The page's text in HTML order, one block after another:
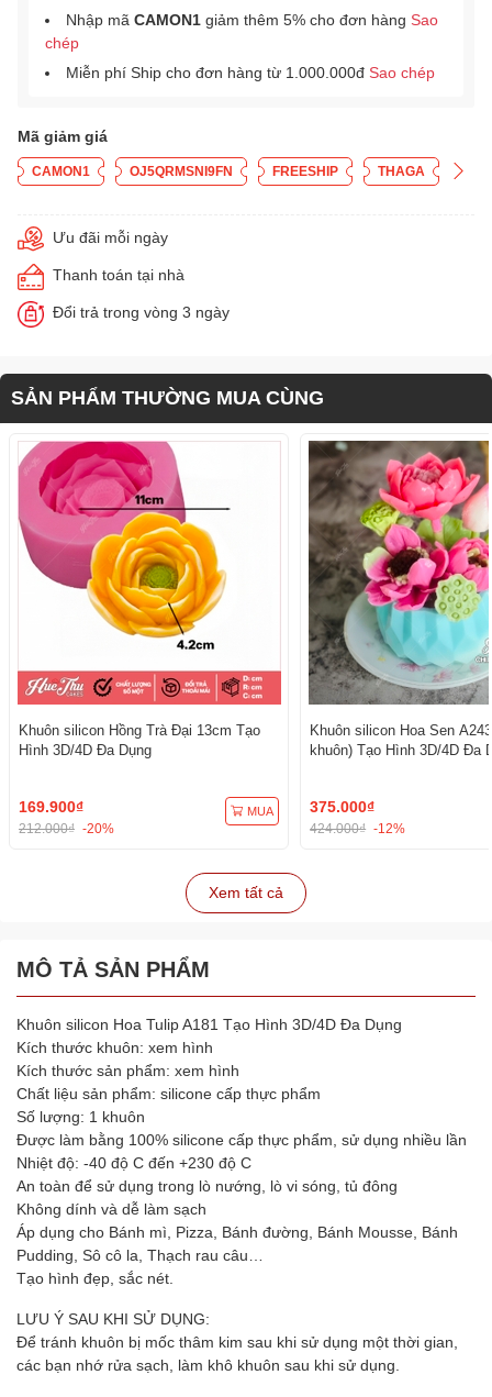
Nhập mã CAMON1 giảm thêm 5% cho đơn hàng Sao
chép
Miễn phí Ship cho đơn hàng từ 1.000.000đ Sao chép
Mã giảm giá
CAMON1 OJ5QRMSNI9FN FREESHIP THAGA
Ưu đãi mỗi ngày
Thanh toán tại nhà
Đổi trả trong vòng 3 ngày
SẢN PHẨM THƯỜNG MUA CÙNG
Khuôn silicon Hồng Trà Đại 13cm Tạo
Hình 3D/4D Đa Dụng
169.900₫
212.000₫ -20%
MUA
Khuôn silicon Hoa Sen
khuôn) Tạo Hình 3D/4D Đa
375.000₫
424.000₫ -12%
Xem tất cả
MÔ TẢ SẢN PHẨM
Khuôn silicon Hoa Tulip A181 Tạo Hình 3D/4D Đa Dụng
Kích thước khuôn: xem hình
Kích thước sản phẩm: xem hình
Chất liệu sản phẩm: silicone cấp thực phẩm
Số lượng: 1 khuôn
Được làm bằng 100% silicone cấp thực phẩm, sử dụng nhiều lần
Nhiệt độ: -40 độ C đến +230 độ C
An toàn để sử dụng trong lò nướng, lò vi sóng, tủ đông
Không dính và dễ làm sạch
Áp dụng cho Bánh mì, Pizza, Bánh đường, Bánh Mousse, Bánh
Pudding, Sô cô la, Thạch rau câu…
Tạo hình đẹp, sắc nét.
LƯU Ý SAU KHI SỬ DỤNG:
Để tránh khuôn bị mốc thâm kim sau khi sử dụng một thời gian,
các bạn nhớ rửa sạch, làm khô khuôn sau khi sử dụng.